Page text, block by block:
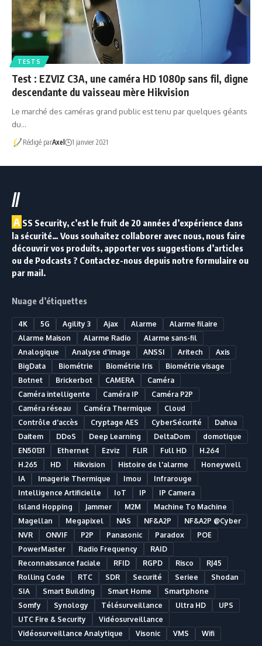
TESTS
Test : EZVIZ C3A, une caméra HD 1080p sans fil, digne
descendante du vaisseau mère Hikvision
Le marché des caméras grand public est tenu par quelques géants
du…
Rédigé parAxel 1 janvier 2021
//
A SS Security, c’est le fruit de 20 années d’expérience dans
la sécurité… Vous souhaitez collaborer avec nous, nous faire
découvrir vos produits, apporter vos suggestions d’articles
ou de Podcasts ? Contactez-nous depuis notre formulaire ou
par mail.
Nuage d’étiquettes
4K 5G Agility 3 Ajax Alarme
Alarme filaire
Alarme Maison
Alarme Radio
Alarme sans-fil
Analogique
Analyse d'image ANSSI Aritech
Axis
BigData
Biométrie Biométrie Iris
Biométrie visage
Botnet
Brickerbot CAMERA
Caméra
Caméra intelligente
Caméra IP
Caméra P2P
Caméra réseau
Caméra Thermique
Cloud
Contrôle d'accès
Cryptage AES CyberSécurité
Dahua
Daitem
DDoS Deep Learning DeltaDom
domotique
EN50131
Ethernet Ezviz FLIR Full HD
H.264
H.265
HD Hikvision Histoire de l'alarme
Honeywell
IA
Imagerie Thermique Imou
Infrarouge
Intelligence Artificielle
IoT IP
IP Camera
Island Hopping
Jammer M2M
Machine To Machine
Magellan
Megapixel NAS NF&A2P
NF&A2P @Cyber
NVR
ONVIF P2P Panasonic Paradox
POE
PowerMaster
Radio Frequency
RAID
Reconnaissance faciale
RFID RGPD Risco
RJ45
Rolling Code
RTC SDR Securité Seriee
Shodan
SIA
Smart Building Smart Home
Smartphone
Somfy
Synology Télésurveillance Ultra HD
UPS
UTC Fire & Security
Vidéosurveillance
Vidéosurveillance Analytique
Visonic VMS Wifi